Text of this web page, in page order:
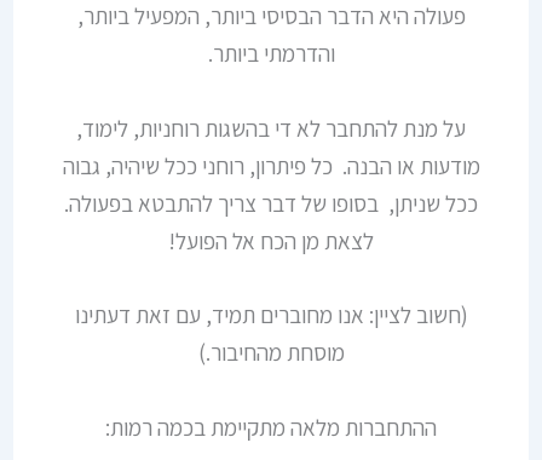
פעולה היא הדבר הבסיסי ביותר, המפעיל ביותר,
והדרמתי ביותר.
על מנת להתחבר לא די בהשגות רוחניות, לימוד,
מודעות או הבנה. כל פיתרון, רוחני ככל שיהיה, גבוה
ככל שניתן, בסופו של דבר צריך להתבטא בפעולה.
לצאת מן הכח אל הפועל!
(חשוב לציין: אנו מחוברים תמיד, עם זאת דעתינו
מוסחת מהחיבור.)
ההתחברות מלאה מתקיימת בכמה רמות: